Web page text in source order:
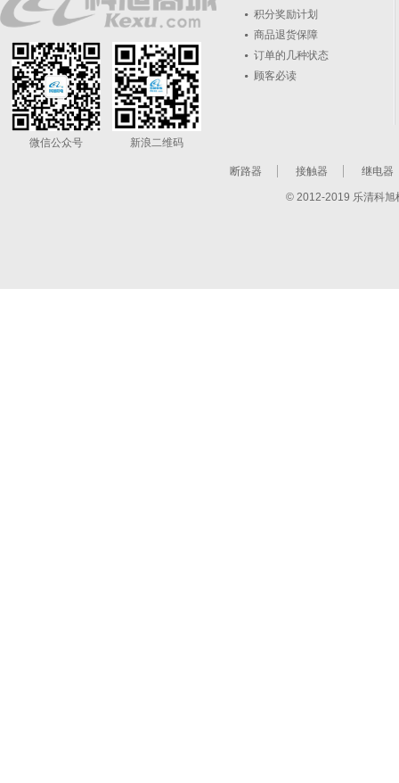
微信公众号 新浪二维码
积分奖励计划
商品退货保障
订单的几种状态
顾客必读
断路器 接触器 继电器
© 2012-2019 乐清科旭